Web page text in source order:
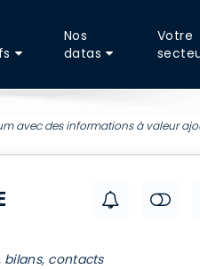
Nos
datas
Votre
avec des informations à valeur
bilans, contacts